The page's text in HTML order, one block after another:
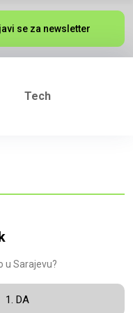
se za newsletter
Tech
u Sarajevu?
1. DA